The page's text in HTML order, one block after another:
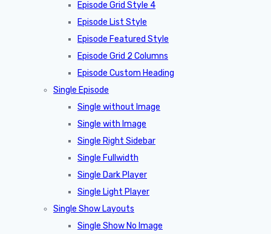
Episode Grid Style 4
Episode List Style
Episode Featured Style
Episode Grid 2 Columns
Episode Custom Heading
Single Episode
Single without Image
Single with Image
Single Right Sidebar
Single Fullwidth
Single Dark Player
Single Light Player
Single Show Layouts
Single Show No Image